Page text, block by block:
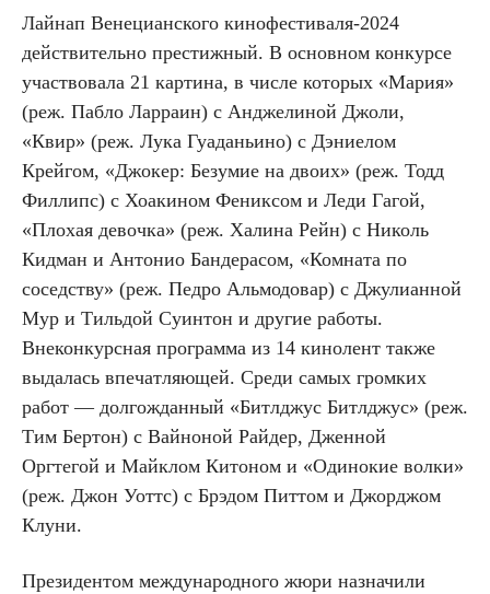
Лайнап Венецианского кинофестиваля-2024
действительно престижный. В основном конкурсе
участвовала 21 картина, в числе которых «Мария»
(реж. Пабло Ларраин) с Анджелиной Джоли,
«Квир» (реж. Лука Гуаданьино) с Дэниелом
Крейгом, «Джокер: Безумие на двоих» (реж. Тодд
Филлипс) с Хоакином Фениксом и Леди Гагой,
«Плохая девочка» (реж. Халина Рейн) с Николь
Кидман и Антонио Бандерасом, «Комната по
соседству» (реж. Педро Альмодовар) с Джулианной
Мур и Тильдой Суинтон и другие работы.
Внеконкурсная программа из 14 кинолент также
выдалась впечатляющей. Среди самых громких
работ — долгожданный «Битлджус Битлджус» (реж.
Тим Бертон) с Вайноной Райдер, Дженной
Оргтегой и Майклом Китоном и «Одинокие волки»
(реж. Джон Уоттс) с Брэдом Питтом и Джорджом
Клуни.
Президентом международного жюри назначили